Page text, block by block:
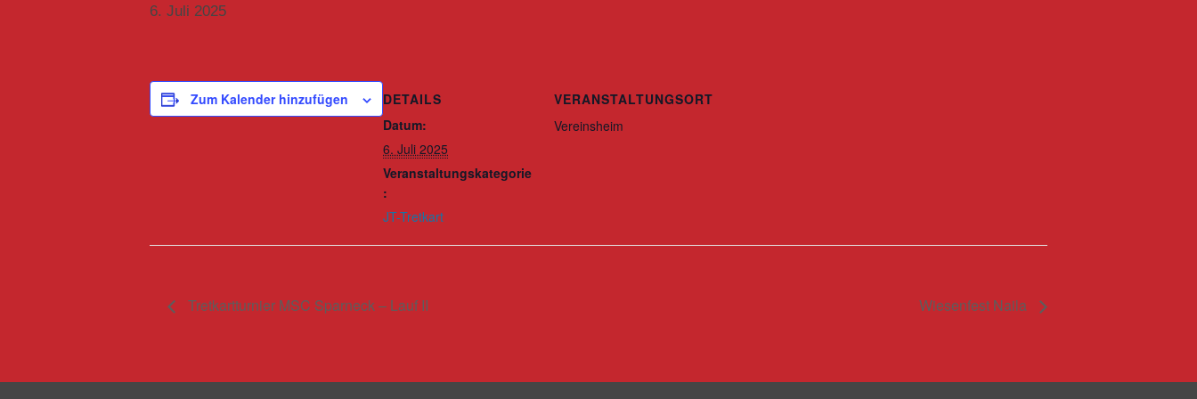
6. Juli 2025
Zum Kalender hinzufügen
DETAILS
Datum:
6. Juli 2025
Veranstaltungskategorie
:
JT-Tretkart
VERANSTALTUNGSORT
Vereinsheim
Tretkartturnier MSC Sparneck – Lauf II Wiesenfest Naila